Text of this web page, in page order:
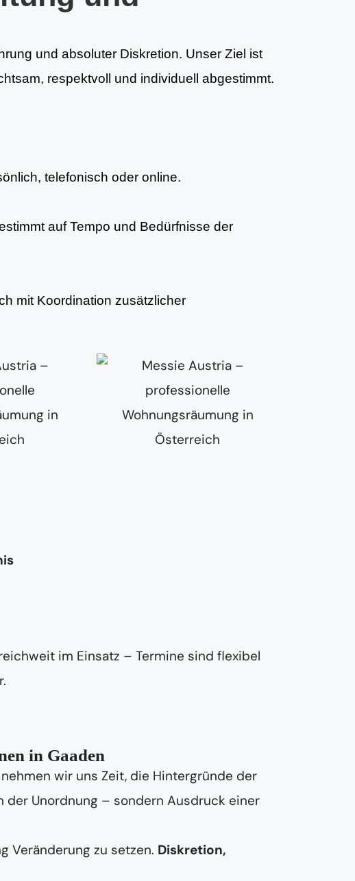
und absoluter Diskretion. Unser Ziel ist
respektvoll und individuell abgestimmt.
telefonisch oder online.
auf Tempo und Bedürfnisse der
mit Koordination zusätzlicher
im Einsatz – Termine sind flexibel
in Gaaden
nehmen wir uns Zeit, die Hintergründe der
der Unordnung – sondern Ausdruck einer
Veränderung zu setzen. Diskretion,